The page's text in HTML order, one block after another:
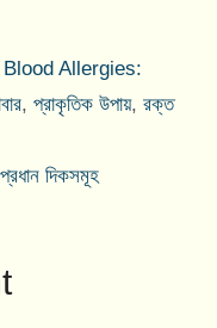
Allergies:
, প্রাকৃতিক উপায়, রক্ত
প্রধান দিকসমূহ